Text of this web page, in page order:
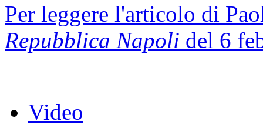
Per leggere l'articolo di
Repubblica Napoli del 6
Video